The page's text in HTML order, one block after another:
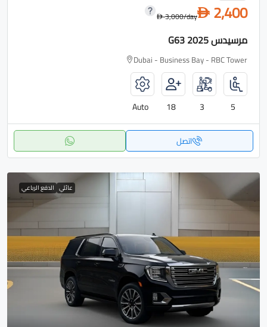
D 2,400
D3,000/day
مرسيدس G63 2025
Dubai - Business Bay - RBC Tower
5
3
18
Auto
اتصل
عائلي الدفع الرباعي